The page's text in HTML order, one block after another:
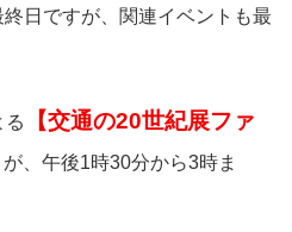
日ですが、関連イベントも最
る
【交通の20世紀展ファ
が、午後1時30分から3時ま